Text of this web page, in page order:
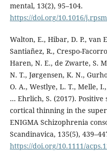
mental, 13(2), 95–104.
https://doi.org/10.1016/
Walton, E., Hibar, D. P., van
Santiañez, R., Crespo-
Haren, N. E., de Zwarte, S.
N. T., Jørgensen, K. N.,
O. A., Westlye, L. T., Melle,
… Ehrlich, S. (2017). Positive
cortical thinning in the
ENIGMA Schizophrenia
Scandinavica, 135(5),
https://doi.org/10.1111/